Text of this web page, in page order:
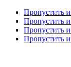
Пропустить
Пропустить
Пропустить
Пропустить